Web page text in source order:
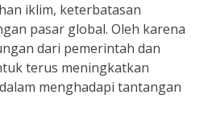
iklim, keterbatasan
pasar global. Oleh karena
dari pemerintah dan
terus meningkatkan
menghadapi tantangan